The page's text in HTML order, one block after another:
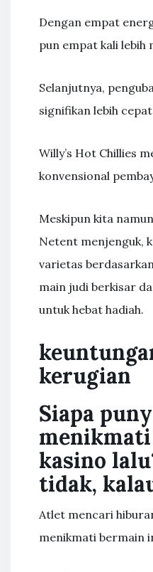
Dengan empat
pun empat kali lebih
Selanjutnya,
signifikan lebih
Willy’s Hot Chillies
konvensional
Meskipun kita
Netent menjenguk,
varietas
main judi berkisar
untuk hebat hadiah.
kerugian
Siapa
kasino
tidak,
Atlet mencari
menikmati bermain